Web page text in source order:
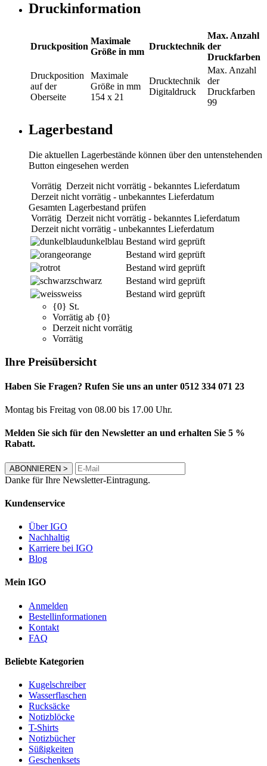
Druckinformation
Druckposition
Maximale
Größe in mm
Drucktechnik
Max. Anzahl
der
Druckfarben
Druckposition
auf der
Oberseite
Maximale
Größe in mm
154 x 21
Drucktechnik
Digitaldruck
Max. Anzahl
der
Druckfarben
99
Lagerbestand
Die aktuellen Lagerbestände können über den untenstehenden
Button eingesehen werden
Vorrätig Derzeit nicht vorrätig - bekanntes Lieferdatum
Derzeit nicht vorrätig - unbekanntes Lieferdatum
Gesamten Lagerbestand prüfen
Vorrätig Derzeit nicht vorrätig - bekanntes Lieferdatum
Derzeit nicht vorrätig - unbekanntes Lieferdatum
dunkelblau Bestand wird geprüft
orange
Bestand wird geprüft
rot
Bestand wird geprüft
schwarz
Bestand wird geprüft
weiss
Bestand wird geprüft
{0} St.
Vorrätig ab {0}
Derzeit nicht vorrätig
Vorrätig
Ihre Preisübersicht
Haben Sie Fragen? Rufen Sie uns an unter 0512 334 071 23
Montag bis Freitag von 08.00 bis 17.00 Uhr.
Melden Sie sich für den Newsletter an und erhalten Sie 5 %
Rabatt.
ABONNIEREN >
Danke für Ihre Newsletter-Eintragung.
Kundenservice
Über IGO
Nachhaltig
Karriere bei IGO
Blog
Mein IGO
Anmelden
Bestellinformationen
Kontakt
FAQ
Beliebte Kategorien
Kugelschreiber
Wasserflaschen
Rucksäcke
Notizblöcke
T-Shirts
Notizbücher
Süßigkeiten
Geschenksets